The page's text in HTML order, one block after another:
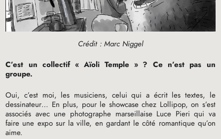
Crédit : Marc Niggel
C’est un collectif « Aïoli Temple » ? Ce n’est pas un
groupe.
Oui, c’est moi, les musiciens, celui qui a écrit les textes, le
dessinateur… En plus, pour le showcase chez Lollipop, on s’est
associés avec une photographe marseillaise Luce Pieri qui va
faire une expo sur la ville, en gardant le côté romantique qu’on
aime.